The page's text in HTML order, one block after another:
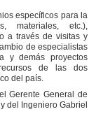
específicos para la
materiales, etc.),
a través de visitas y
de especialistas
y demás proyectos
de las dos
del país.
Gerente General de
del Ingeniero Gabriel